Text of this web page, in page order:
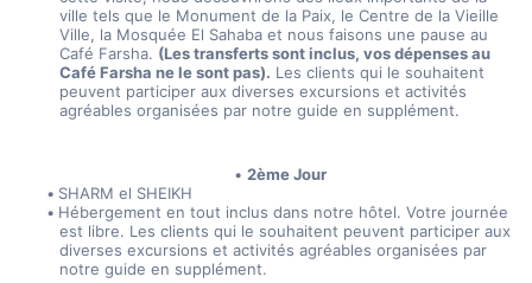
ville tels que le Monument de la Paix, le Centre de la Vieille
Ville, la Mosquée El Sahaba et nous faisons une pause au
Café Farsha. (Les transferts sont inclus, vos dépenses au
Café Farsha ne le sont pas). Les clients qui le souhaitent
peuvent participer aux diverses excursions et activités
agréables organisées par notre guide en supplément.
2ème Jour
SHARM el SHEIKH
Hébergement en tout inclus dans notre hôtel. Votre journée
est libre. Les clients qui le souhaitent peuvent participer aux
diverses excursions et activités agréables organisées par
notre guide en supplément.